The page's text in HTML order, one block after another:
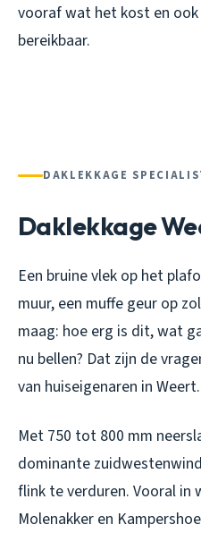
vooraf wat het kost en
bereikbaar.
DAKLEKKAGE
Daklekkage
Een bruine vlek op het
muur, een muffe geur op
maag: hoe erg is dit, wat
nu bellen? Dat zijn de
van huiseigenaren in
Met 750 tot 800 mm
dominante
flink te verduren. Vooral in
Molenakker en